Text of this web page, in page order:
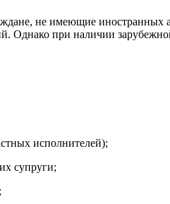
не имеющие иностранных
Однако при наличии
исполнителей);
супруги;